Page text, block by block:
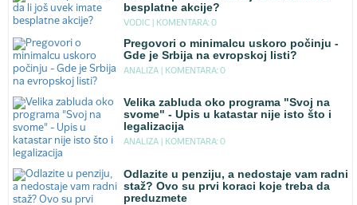
besplatne akcije?
VODIC | KOMENTARA: 0
Pregovori o minimalcu uskoro počinju -
Gde je Srbija na evropskoj listi?
ANALIZA | KOMENTARA: 0
Velika zabluda oko programa "Svoj na
svome" - Upis u katastar nije isto što i
legalizacija
ANALIZA | KOMENTARA: 0
Odlazite u penziju, a nedostaje vam radni
staž? Ovo su prvi koraci koje treba da
preduzmete